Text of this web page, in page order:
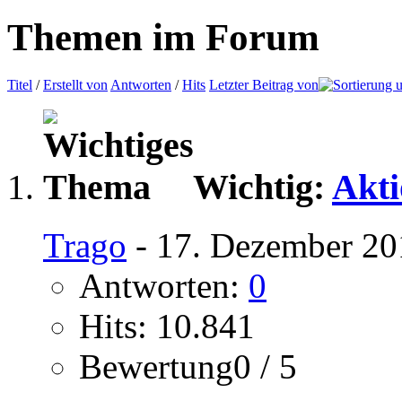
Themen im Forum
Titel /Erstellt von Antworten /Hits Letzter Beitrag von
Wichtig:
Trago - 17. Dezember
Antworten: 0
Hits: 10.841
Bewertung0 / 5